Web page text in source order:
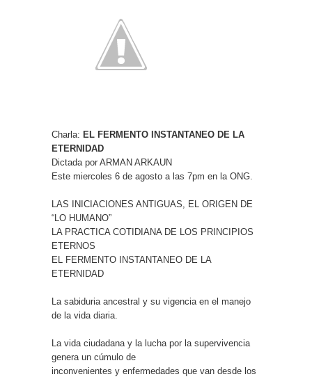
Charla: EL FERMENTO INSTANTANEO DE LA
ETERNIDAD
Dictada por ARMAN ARKAUN
Este miercoles 6 de agosto a las 7pm en la ONG.
LAS INICIACIONES ANTIGUAS, EL ORIGEN DE
“LO HUMANO”
LA PRACTICA COTIDIANA DE LOS PRINCIPIOS
ETERNOS
EL FERMENTO INSTANTANEO DE LA
ETERNIDAD
La sabiduria ancestral y su vigencia en el manejo
de la vida diaria.
La vida ciudadana y la lucha por la supervivencia
genera un cúmulo de
inconvenientes y enfermedades que van desde los